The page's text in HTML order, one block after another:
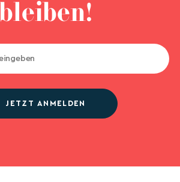
bleiben!
JETZT ANMELDEN